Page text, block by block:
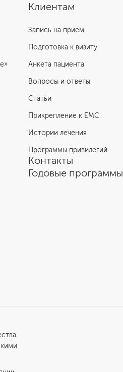
Клиентам
Запись на прием
Подготовка к визиту
Анкета пациента
Вопросы и ответы
Статьи
Прикрепление к EMC
Истории лечения
Программы привилегий
Контакты
Годовые программы